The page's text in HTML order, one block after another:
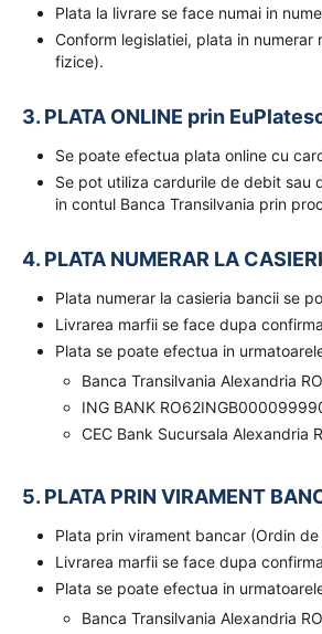
Plata la livrare se face numai in
Conform legislatiei, plata in
fizice).
3. PLATA ONLINE prin
Se poate efectua plata online cu
Se pot utiliza cardurile de debit sau
in contul Banca Transilvania prin
4. PLATA NUMERAR LA
Plata numerar la casieria bancii se
Livrarea marfii se face dupa
Plata se poate efectua in
Banca Transilvania Alexandria
ING BANK
CEC Bank Sucursala Alexandria
5. PLATA PRIN VIRAMENT
Plata prin virament bancar (Ordin
Livrarea marfii se face dupa
Plata se poate efectua in
Banca Transilvania Alexandria